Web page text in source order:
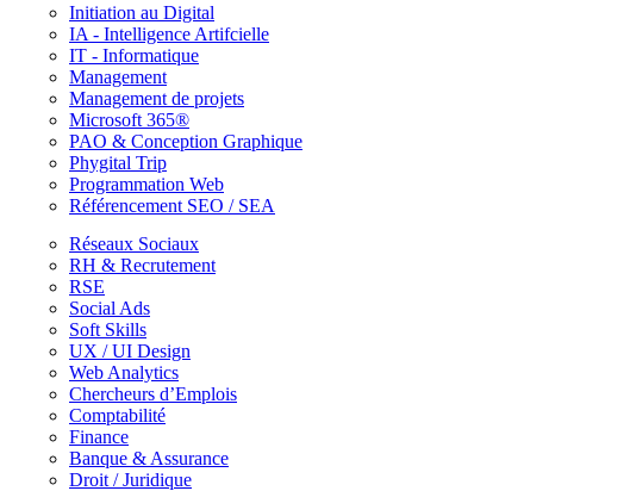
Initiation au Digital
IA - Intelligence Artifcielle
IT - Informatique
Management
Management de projets
Microsoft 365®
PAO & Conception Graphique
Phygital Trip
Programmation Web
Référencement SEO / SEA
Réseaux Sociaux
RH & Recrutement
RSE
Social Ads
Soft Skills
UX / UI Design
Web Analytics
Chercheurs d’Emplois
Comptabilité
Finance
Banque & Assurance
Droit / Juridique